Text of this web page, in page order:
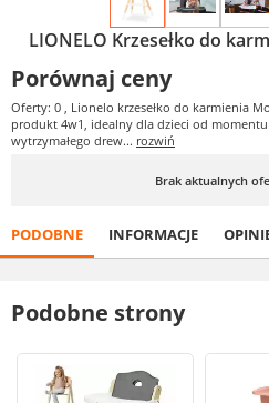
LIONELO Krzesełko do
Porównaj ceny
Oferty: 0 , Lionelo krzesełko do karmienia
produkt 4w1, idealny dla dzieci od
wytrzymałego drew... rozwiń
Brak aktualnych
PODOBNE INFORMACJE
Podobne strony